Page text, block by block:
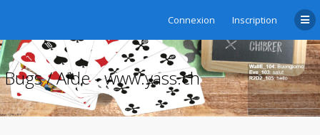
Connexion Inscription
Bugs / Aide - www.yass.ch